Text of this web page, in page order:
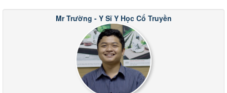
Mr Trường - Y Sĩ Y Học Cổ Truyền